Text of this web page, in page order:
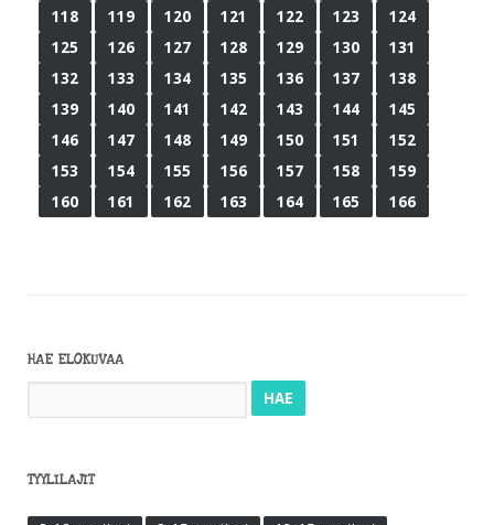
118
119 120 121 122 123
124
125
126 127 128 129 130
131
132
133 134 135 136 137
138
139
140 141 142 143 144
145
146
147 148 149 150 151
152
153
154 155 156 157 158
159
160
161 162 163 164 165 166
HAE ELOKUVAA
TYYLILAJIT